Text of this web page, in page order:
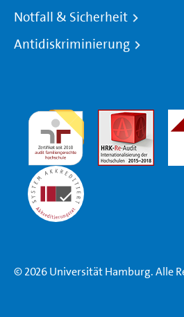
Notfall & Sicherheit
Antidiskriminierung
© 2026 Universität Hamburg. Alle